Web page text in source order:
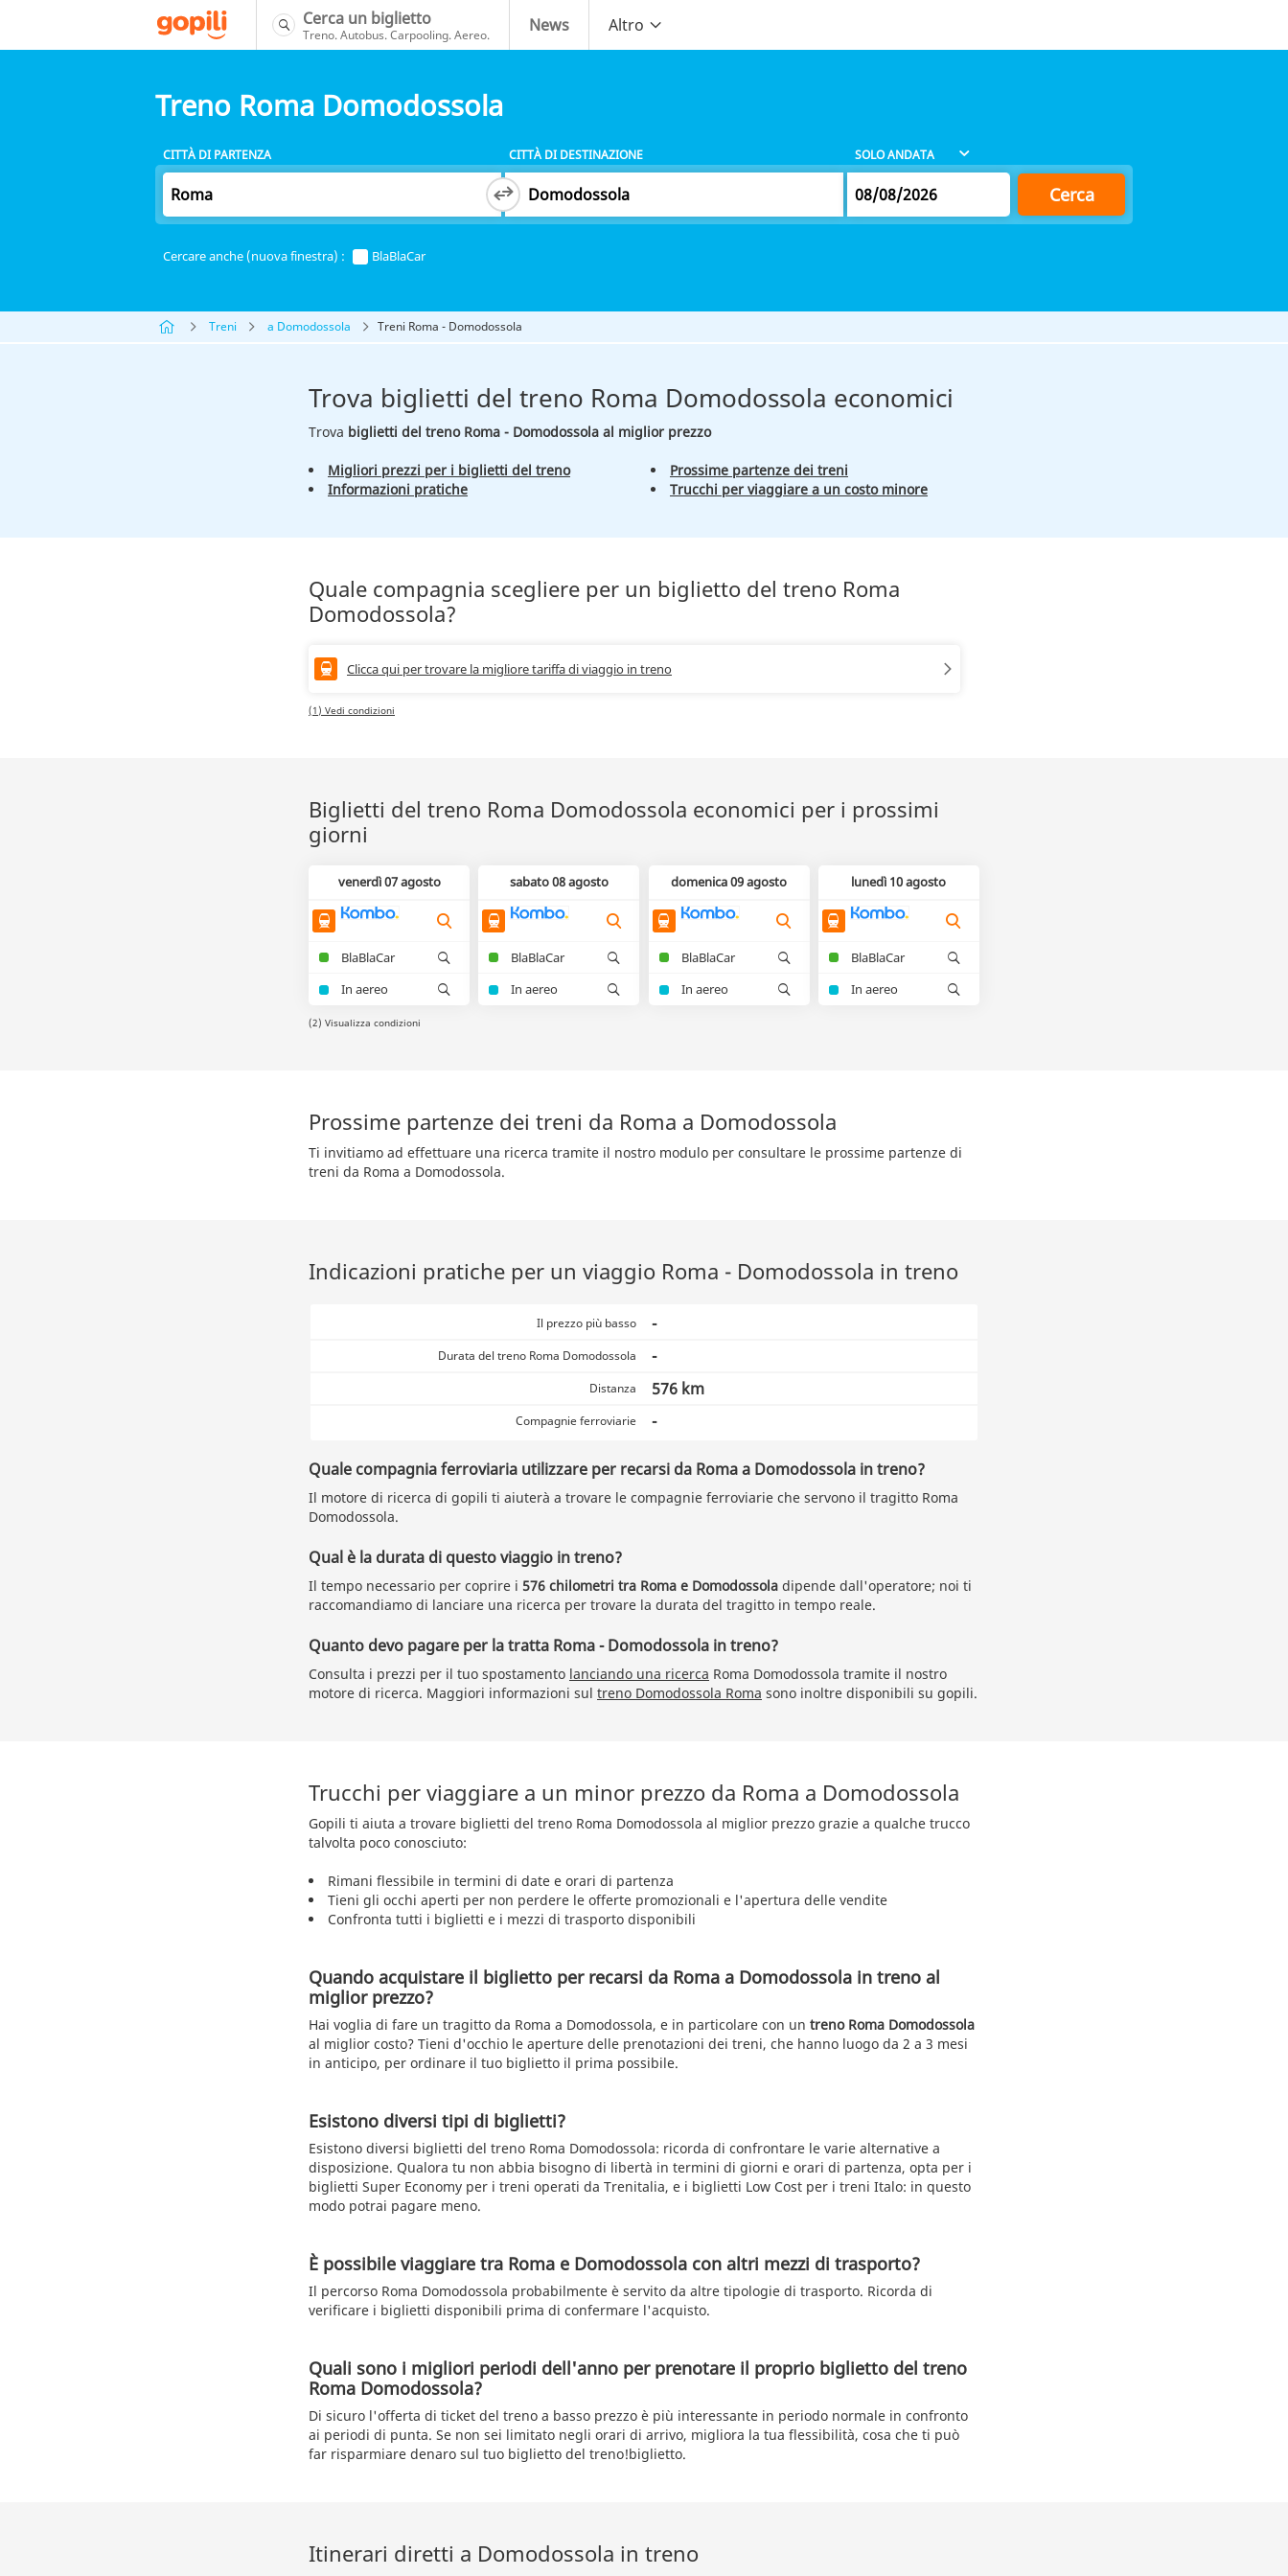
Cerca un biglietto
Treno. Autobus. Carpooling. Aereo. News Altro
Treno Roma Domodossola
CITTÀ DI PARTENZA CITTÀ DI DESTINAZIONE
Cerca
Cercare anche (nuova finestra) : BlaBlaCar
Treni a Domodossola Treni Roma - Domodossola
Trova biglietti del treno Roma Domodossola economici
Trova biglietti del treno Roma - Domodossola al miglior prezzo
Migliori prezzi per i biglietti del treno
Informazioni pratiche
Prossime partenze dei treni
Trucchi per viaggiare a un costo minore
Quale compagnia scegliere per un biglietto del treno Roma
Domodossola?
Clicca qui per trovare la migliore tariffa di viaggio in treno
(1) Vedi condizioni
Biglietti del treno Roma Domodossola economici per i prossimi
giorni
venerdì 07 agosto
BlaBlaCar
In aereo
sabato 08 agosto
BlaBlaCar
In aereo
domenica 09 agosto
BlaBlaCar
In aereo
lunedì 10 agosto
BlaBlaCar
In aereo
(2) Visualizza condizioni
Prossime partenze dei treni da Roma a Domodossola
Ti invitiamo ad effettuare una ricerca tramite il nostro modulo per consultare le prossime partenze di
treni da Roma a Domodossola.
Indicazioni pratiche per un viaggio Roma - Domodossola in treno
Il prezzo più basso -
Durata del treno Roma Domodossola -
Distanza 576 km
Compagnie ferroviarie -
Quale compagnia ferroviaria utilizzare per recarsi da Roma a Domodossola in treno?
Il motore di ricerca di gopili ti aiuterà a trovare le compagnie ferroviarie che servono il tragitto Roma
Domodossola.
Qual è la durata di questo viaggio in treno?
Il tempo necessario per coprire i 576 chilometri tra Roma e Domodossola dipende dall'operatore; noi ti
raccomandiamo di lanciare una ricerca per trovare la durata del tragitto in tempo reale.
Quanto devo pagare per la tratta Roma - Domodossola in treno?
Consulta i prezzi per il tuo spostamento lanciando una ricerca Roma Domodossola tramite il nostro
motore di ricerca. Maggiori informazioni sul treno Domodossola Roma sono inoltre disponibili su gopili.
Trucchi per viaggiare a un minor prezzo da Roma a Domodossola
Gopili ti aiuta a trovare biglietti del treno Roma Domodossola al miglior prezzo grazie a qualche trucco
talvolta poco conosciuto:
Rimani flessibile in termini di date e orari di partenza
Tieni gli occhi aperti per non perdere le offerte promozionali e l'apertura delle vendite
Confronta tutti i biglietti e i mezzi di trasporto disponibili
Quando acquistare il biglietto per recarsi da Roma a Domodossola in treno al
miglior prezzo?
Hai voglia di fare un tragitto da Roma a Domodossola, e in particolare con un treno Roma Domodossola
al miglior costo? Tieni d'occhio le aperture delle prenotazioni dei treni, che hanno luogo da 2 a 3 mesi
in anticipo, per ordinare il tuo biglietto il prima possibile.
Esistono diversi tipi di biglietti?
Esistono diversi biglietti del treno Roma Domodossola: ricorda di confrontare le varie alternative a
disposizione. Qualora tu non abbia bisogno di libertà in termini di giorni e orari di partenza, opta per i
biglietti Super Economy per i treni operati da Trenitalia, e i biglietti Low Cost per i treni Italo: in questo
modo potrai pagare meno.
È possibile viaggiare tra Roma e Domodossola con altri mezzi di trasporto?
Il percorso Roma Domodossola probabilmente è servito da altre tipologie di trasporto. Ricorda di
verificare i biglietti disponibili prima di confermare l'acquisto.
Quali sono i migliori periodi dell'anno per prenotare il proprio biglietto del treno
Roma Domodossola?
Di sicuro l'offerta di ticket del treno a basso prezzo è più interessante in periodo normale in confronto
ai periodi di punta. Se non sei limitato negli orari di arrivo, migliora la tua flessibilità, cosa che ti può
far risparmiare denaro sul tuo biglietto del treno!biglietto.
Itinerari diretti a Domodossola in treno